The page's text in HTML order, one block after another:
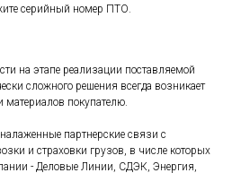
серийный номер ПТО.
на этапе реализации поставляемой
сложного решения всегда возникает
материалов покупателю.
партнерские связи с
и страховки грузов, в числе которых
- Деловые Линии, СДЭК, Энергия,